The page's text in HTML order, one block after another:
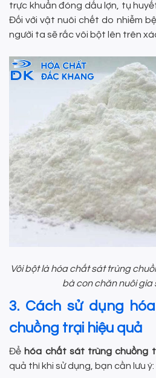
trực khuẩn đóng dấu lợn, tụ
Đối với vật nuôi chết do nhiễm
người ta sẽ rắc vôi bột lên trên
Vôi bột là hóa chất sát trùng
bà con chăn nuôi gia
3. Cách sử dụng
chuồng trại hiệu quả
Để hóa chất sát trùng chuồng
quả thì khi sử dụng, bạn cần lưu ý: